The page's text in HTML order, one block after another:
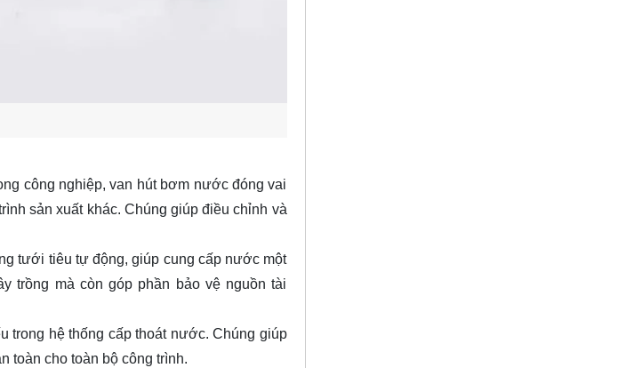
công nghiệp, van hút bơm nước đóng vai
sản xuất khác. Chúng giúp điều chỉnh và
tưới tiêu tự động, giúp cung cấp nước một
trồng mà còn góp phần bảo vệ nguồn tài
trong hệ thống cấp thoát nước. Chúng giúp
toàn cho toàn bộ công trình.